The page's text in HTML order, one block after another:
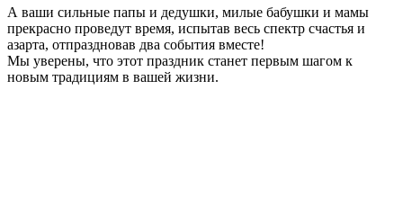
А ваши сильные папы и дедушки, милые бабушки и мамы
прекрасно проведут время, испытав весь спектр счастья и
азарта, отпраздновав два события вместе!
Мы уверены, что этот праздник станет первым шагом к
новым традициям в вашей жизни.